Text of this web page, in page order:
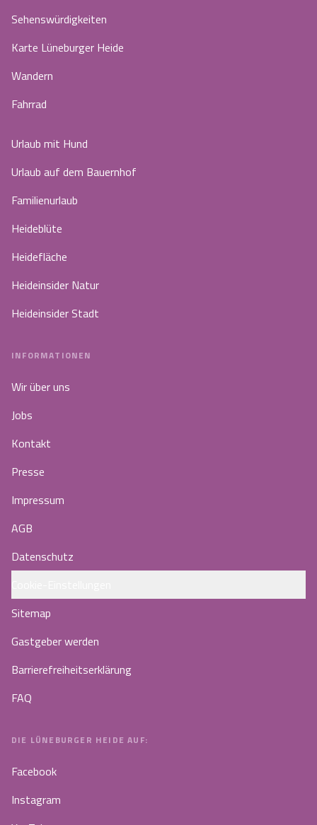
Sehenswürdigkeiten
Karte Lüneburger Heide
Wandern
Fahrrad
Urlaub mit Hund
Urlaub auf dem Bauernhof
Familienurlaub
Heideblüte
Heidefläche
Heideinsider Natur
Heideinsider Stadt
INFORMATIONEN
Wir über uns
Jobs
Kontakt
Presse
Impressum
AGB
Datenschutz
Sitemap
Gastgeber werden
Barrierefreiheitserklärung
FAQ
DIE LÜNEBURGER HEIDE AUF:
Facebook
Instagram